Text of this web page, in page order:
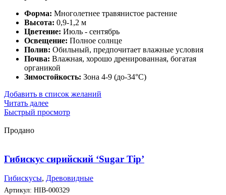
Форма: Многолетнее травянистое растение
Высота: 0,9-1,2 м
Цветение: Июль - сентябрь
Освещение: Полное солнце
Полив: Обильный, предпочитает влажные условия
Почва: Влажная, хорошо дренированная, богатая
органикой
Зимостойкость: Зона 4-9 (до-34°C)
Добавить в список желаний
Читать далее
Быстрый просмотр
Продано
Гибискус сирийский ‘Sugar Tip’
Гибискусы, Древовидные
Артикул: HIB-000329